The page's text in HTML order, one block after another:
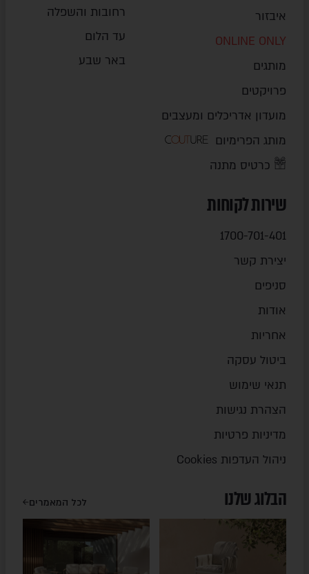
איבזור
ONLINE ONLY
מותגים
פרויקטים
מועדון אדריכלים ומעצבים
מותג הפרימיום
כרטיס מתנה
רחובות והשפלה
עד הלום
באר שבע
שירות לקוחות
1700-701-401
יצירת קשר
סניפים
אודות
אחריות
ביטול עסקה
תנאי שימוש
הצהרת נגישות
מדיניות פרטיות
ניהול העדפות Cookies
הבלוג שלנו לכל המאמרים